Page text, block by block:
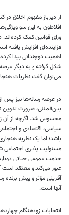
از دیرباز مفهوم اخلاق
افلاطون به این سو
ورایقوانین کمک
فزاینده‌ای افزایش یافته
اهمیت دوچندانی پیدا
شکل گرفته و به دیگر
می‌توان گفت نظریات
در عرصه رسانه‌ها نیز پس
بین‌المللی، ضرورت تدوین
محسوس شد. اگرچه از آن
سیاسی، اقتصادی و
باشد؛ اما یک نظریه
مسئولیت پذیری اجتماعی
خدمت عمومی حیاتی
عبور می‌کند و معتقد است
آفرینی مؤثر و پیش برنده
آنها است.
انتخابات زودهنگام